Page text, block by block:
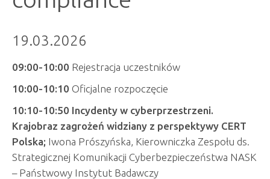
19.03.2026
09:00-10:00 Rejestracja uczestników
10:00-10:10 Oficjalne rozpoczęcie
10:10-10:50 Incydenty w cyberprzestrzeni.
Krajobraz zagrożeń widziany z perspektywy CERT
Polska; Iwona Prószyńska, Kierowniczka Zespołu ds.
Strategicznej Komunikacji Cyberbezpieczeństwa NASK
– Państwowy Instytut Badawczy